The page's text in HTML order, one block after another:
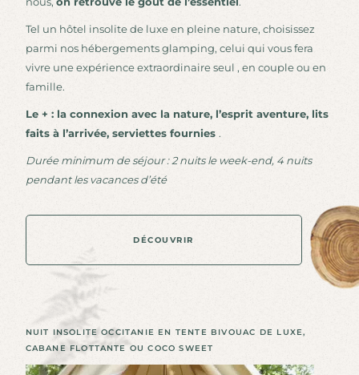
Tel un hôtel insolite de luxe en pleine nature, choisissez
parmi nos hébergements glamping, celui qui vous fera
vivre une expérience extraordinaire seul , en couple ou en
famille.
Le + : la connexion avec la nature, l’esprit aventure, lits
faits à l’arrivée, serviettes fournies .
Durée minimum de séjour : 2 nuits le week-end, 4 nuits
pendant les vacances d’été
DÉCOUVRIR
NUIT INSOLITE OCCITANIE EN TENTE BIVOUAC DE LUXE,
CABANE FLOTTANTE OU COCO SWEET